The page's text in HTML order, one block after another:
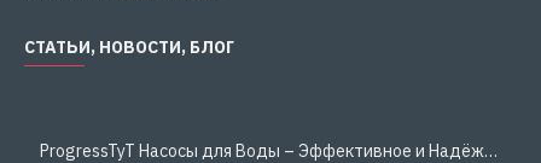
СТАТЬИ, НОВОСТИ, БЛОГ
ProgressTyT Насосы для Воды – Эффективное и Надёжное Решение для Дома и Бизнеса